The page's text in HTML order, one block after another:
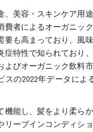
美容・スキンケア用
者によるオーガニッ
も高まっており、風
特性で知られており
びオーガニック飲料
スの2022年データに
能し、髪をより柔ら
ーブインコンディシ